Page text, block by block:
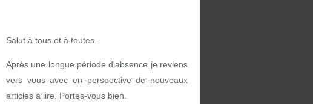
Salut à tous et à toutes.
Après une longue période d'absence je reviens
vers vous avec en perspective de nouveaux
articles à lire. Portes-vous bien.